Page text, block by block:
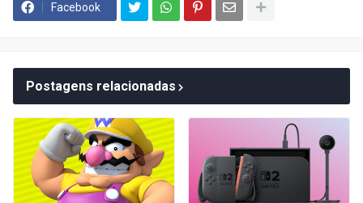
Facebook
Postagens relacionadas